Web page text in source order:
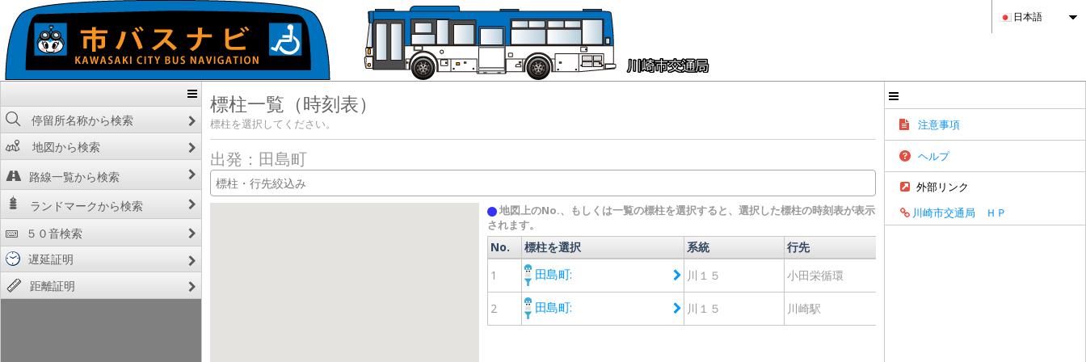
日本語
標柱一覧（時刻表）
標柱を選択してください。
出発：田島町
地図上のNo.、もしくは一覧の標柱を選択すると、選択した標柱の時刻表が表示
されます。
No. 標柱を選択 系統 行先
No. 標柱を選択 系統 行先
1
田島町: 川１５ 小田栄循環
2 田島町: 川１５ 川崎駅
停留所名称から検索
地図から検索
路線一覧から検索
ランドマークから検索
５０音検索
遅延証明
距離証明
注意事項
ヘルプ
外部リンク
川崎市交通局 ＨＰ